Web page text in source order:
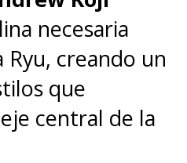
necesaria
Ryu, creando un
que
central de la